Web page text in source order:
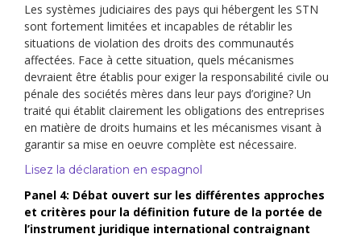
Les systèmes judiciaires des pays qui hébergent les STN
sont fortement limitées et incapables de rétablir les
situations de violation des droits des communautés
affectées. Face à cette situation, quels mécanismes
devraient être établis pour exiger la responsabilité civile ou
pénale des sociétés mères dans leur pays d’origine? Un
traité qui établit clairement les obligations des entreprises
en matière de droits humains et les mécanismes visant à
garantir sa mise en oeuvre complète est nécessaire.
Lisez la déclaration en espagnol
Panel 4: Débat ouvert sur les différentes approches
et critères pour la définition future de la portée de
l’instrument juridique international contraignant